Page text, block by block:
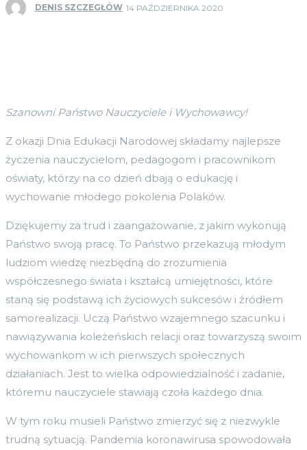
DENIS SZCZEGŁÓW 14 PAŹDZIERNIKA 2020
Szanowni Państwo Nauczyciele i Wychowawcy!
Z okazji Dnia Edukacji Narodowej składamy najlepsze
życzenia nauczycielom, pedagogom i pracownikom
oświaty, którzy na co dzień dbają o edukację i
wychowanie młodego pokolenia Polaków.
Dziękujemy za trud i zaangażowanie, z jakim wykonują
Państwo swoją pracę. To Państwo przekazują młodym
ludziom wiedzę niezbędną do zrozumienia
współczesnego świata i kształcą umiejętności, które
staną się podstawą ich życiowych sukcesów i źródłem
samorealizacji. Uczą Państwo wzajemnego szacunku i
nawiązywania koleżeńskich relacji oraz towarzyszą swoim
wychowankom w ich pierwszych społecznych
działaniach. Jest to wielka odpowiedzialność i zadanie,
któremu nauczyciele stawiają czoła każdego dnia.
W tym roku musieli Państwo zmierzyć się z niezwykle
trudną sytuacją. Pandemia koronawirusa spowodowała